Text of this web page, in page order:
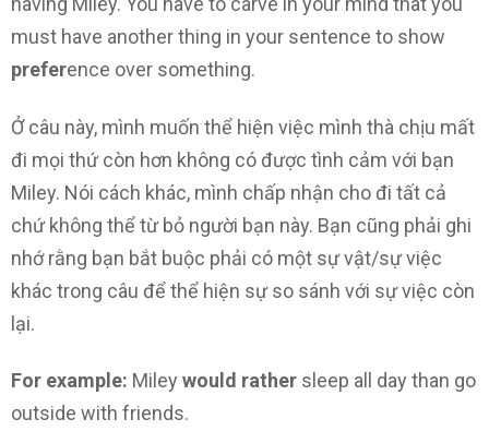
must have another thing in your sentence to show
preference over something.
Ở câu này, mình muốn thể hiện việc mình thà chịu mất
đi mọi thứ còn hơn không có được tình cảm với bạn
Miley. Nói cách khác, mình chấp nhận cho đi tất cả
chứ không thể từ bỏ người bạn này. Bạn cũng phải ghi
nhớ rằng bạn bắt buộc phải có một sự vật/sự việc
khác trong câu để thể hiện sự so sánh với sự việc còn
lại.
For example: Miley would rather sleep all day than go
outside with friends.